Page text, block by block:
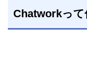
Chatworkって